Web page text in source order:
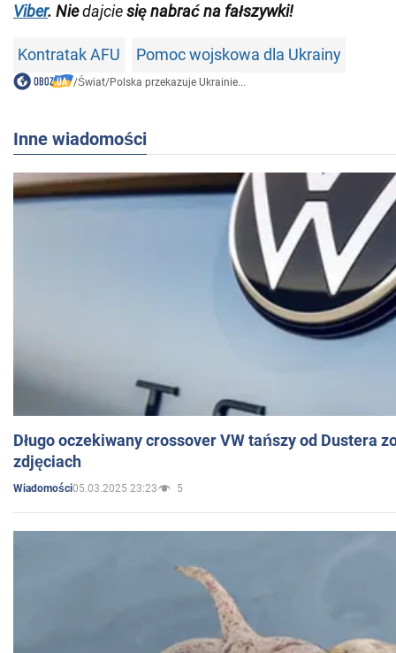
Viber. Niedajciesię nabrać na fałszywki!
Kontratak AFU Pomoc wojskowa dla Ukrainy
/Świat/Polska przekazuje Ukrainie...
Inne wiadomości
Długo oczekiwany crossover VW tańszy od Dustera
zdjęciach
Wiadomości05.03.2025 23:23 5